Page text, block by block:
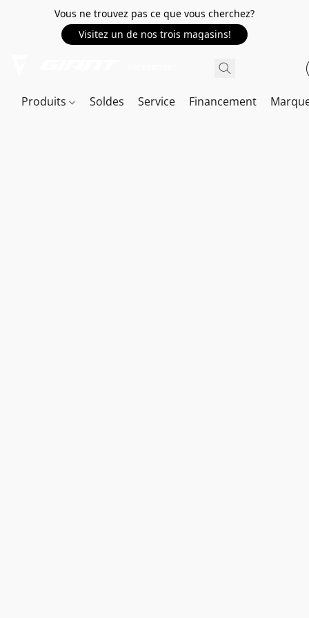
Vous ne trouvez pas ce que vous cherchez?
Visitez un de nos trois magasins!
Produits Soldes Service Financement